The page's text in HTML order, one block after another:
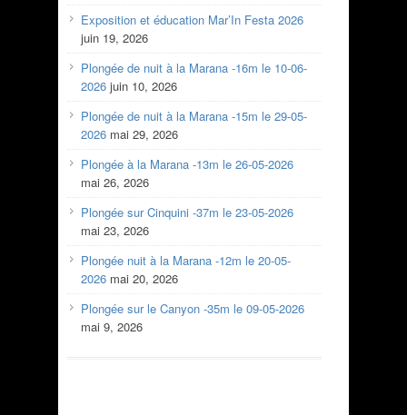
Exposition et éducation Mar’In Festa 2026
juin 19, 2026
Plongée de nuit à la Marana -16m le 10-06-
2026 juin 10, 2026
Plongée de nuit à la Marana -15m le 29-05-
2026 mai 29, 2026
Plongée à la Marana -13m le 26-05-2026
mai 26, 2026
Plongée sur Cinquini -37m le 23-05-2026
mai 23, 2026
Plongée nuit à la Marana -12m le 20-05-
2026 mai 20, 2026
Plongée sur le Canyon -35m le 09-05-2026
mai 9, 2026